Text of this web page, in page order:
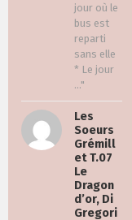
jour où le
bus est
reparti
sans elle
* Le jour
..."
Les
Soeurs
Grémill
et T.07
Le
Dragon
d’or, Di
Gregori